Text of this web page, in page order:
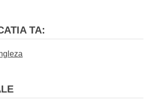
TA: